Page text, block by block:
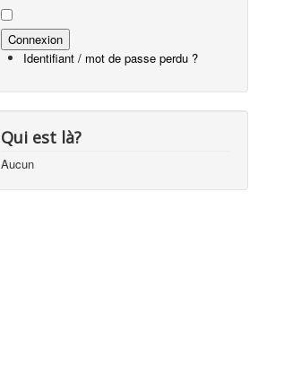
Identifiant / mot de passe perdu ?
Qui est là?
Aucun